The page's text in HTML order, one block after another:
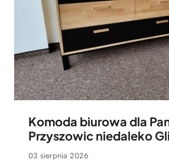
Komoda biurowa dla
Przyszowic niedaleko
03 sierpnia 2026